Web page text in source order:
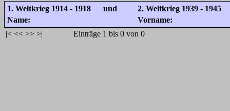
1. Weltkrieg 1914 - 1918 und
2. Weltkrieg 1939 - 1945
Name:
Vorname:
|< << >> >| Einträge 1 bis 0 von 0